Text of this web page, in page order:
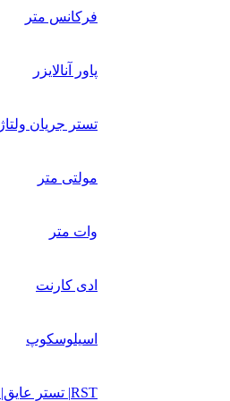
فرکانس متر
پاور آنالایزر
تستر جریان ولتاژ
مولتی متر
وات متر
ادی کارنت
اسیلوسکوپ
RST| تستر عایق|میگر | ارت سنج